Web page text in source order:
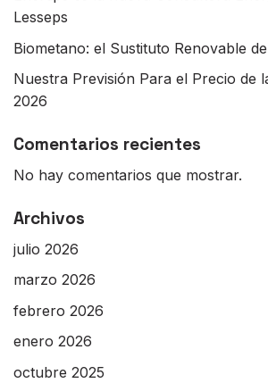
Lesseps
Biometano: el Sustituto Renovable
Nuestra Previsión Para el Precio de
2026
Comentarios recientes
No hay comentarios que mostrar.
Archivos
julio 2026
marzo 2026
febrero 2026
enero 2026
octubre 2025